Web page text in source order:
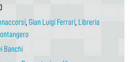
, Gian Luigi Ferrari, Libreria
Banchi